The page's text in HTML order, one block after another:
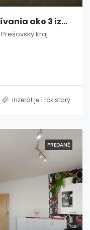
2 izbový byt s možnosťou užívania ako 3 izbový, Poprad / Starý Juh
kraj
inzerát je 1 rok starý
PREDANÉ